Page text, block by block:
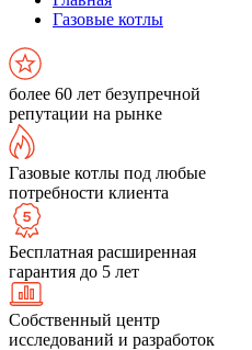
Газовые котлы
более 60 лет безупречной
репутации на рынке
Газовые котлы под любые
потребности клиента
Бесплатная расширенная
гарантия до 5 лет
Собственный центр
исследований и разработок